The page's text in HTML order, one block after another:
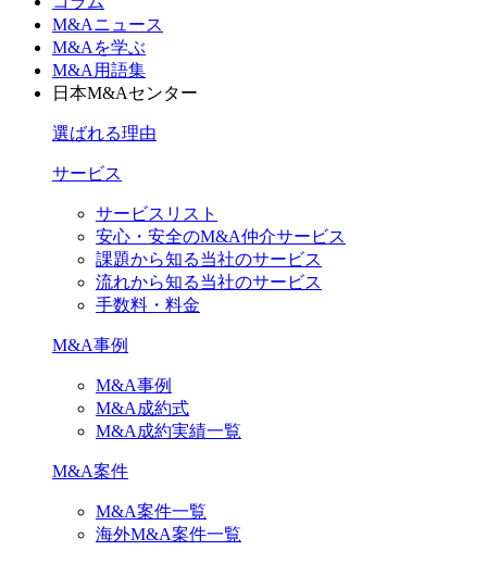
M&Aニュース
M&Aを学ぶ
M&A用語集
日本M&Aセンター
選ばれる理由
サービス
サービスリスト
安心・安全のM&A仲介サービス
課題から知る当社のサービス
流れから知る当社のサービス
手数料・料金
M&A事例
M&A事例
M&A成約式
M&A成約実績一覧
M&A案件
M&A案件一覧
海外M&A案件一覧